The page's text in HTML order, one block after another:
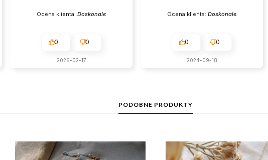
Ocena klienta:Doskonale
0 0
2026-02-17
Ocena klienta:Doskonale
0 0
2024-09-18
PODOBNE PRODUKTY